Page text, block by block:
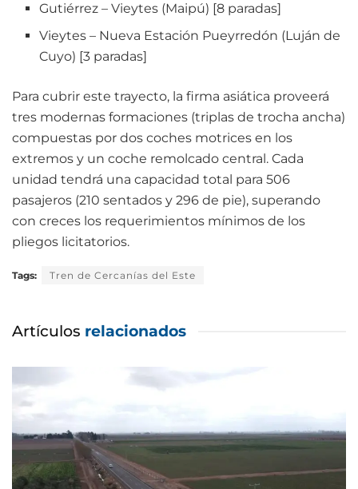
Gutiérrez – Vieytes (Maipú) [8 paradas]
Vieytes – Nueva Estación Pueyrredón (Luján de
Cuyo) [3 paradas]
Para cubrir este trayecto, la firma asiática proveerá
tres modernas formaciones (triplas de trocha ancha)
compuestas por dos coches motrices en los
extremos y un coche remolcado central. Cada
unidad tendrá una capacidad total para 506
pasajeros (210 sentados y 296 de pie), superando
con creces los requerimientos mínimos de los
pliegos licitatorios.
Tags: Tren de Cercanías del Este
Artículos relacionados